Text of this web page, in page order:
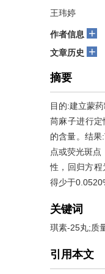
王玮婷
作者信息 +
文章历史 +
摘要
目的:建立蒙
苘麻子进行
的含量。结
点或荧光斑
性，回归方
得少于
关键词
琪素-25丸;质
引用本文